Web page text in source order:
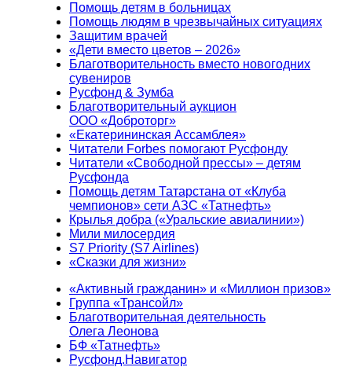
Помощь детям в больницах
Помощь людям в чрезвычайных ситуациях
Защитим врачей
«Дети вместо цветов – 2026»
Благотворительность вместо новогодних
сувениров
Русфонд & Зумба
Благотворительный аукцион
ООО «Доброторг»
«Екатерининская Ассамблея»
Читатели Forbes помогают Русфонду
Читатели «Свободной прессы» – детям
Русфонда
Помощь детям Татарстана от «Клуба
чемпионов» сети АЗС «Татнефть»
Крылья добра («Уральские авиалинии»)
Мили милосердия
S7 Priority (S7 Airlines)
«Сказки для жизни»
«Активный гражданин» и «Миллион призов»
Группа «Трансойл»
Благотворительная деятельность
Олега Леонова
БФ «Татнефть»
Русфонд.Навигатор